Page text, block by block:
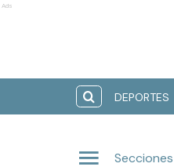
Ads
DEPORTES
Secciones